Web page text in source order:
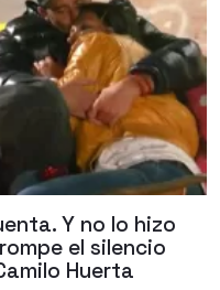
Y no lo hizo
el silencio
Huerta